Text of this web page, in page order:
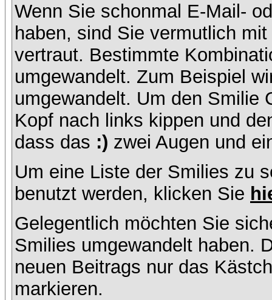
Wenn Sie schonmal E-Mail-
haben, sind Sie vermutlich
vertraut. Bestimmte
umgewandelt. Zum Beispiel
umgewandelt. Um den Smilie
Kopf nach links kippen und
dass das :) zwei Augen und
Um eine Liste der Smilies zu
benutzt werden, klicken Sie
Gelegentlich möchten Sie
Smilies umgewandelt haben.
neuen Beitrags nur das
markieren.